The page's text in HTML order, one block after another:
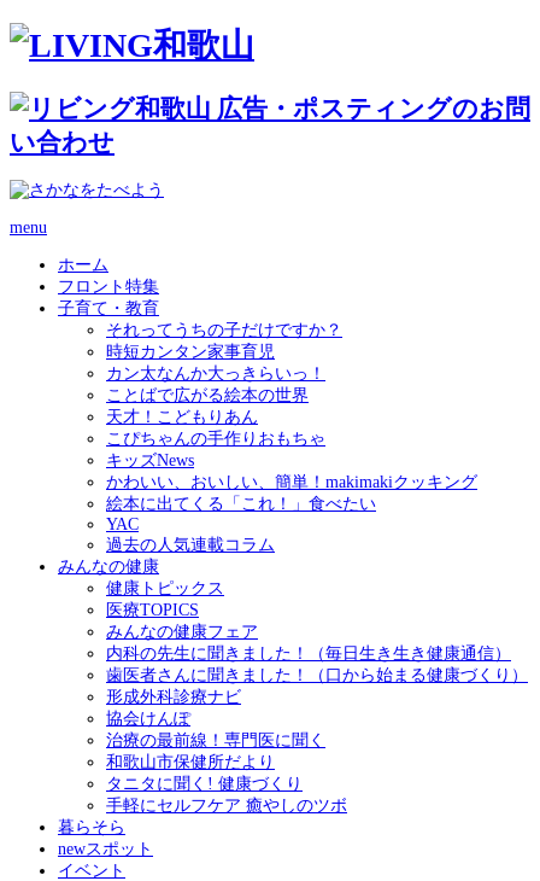
menu
ホーム
フロント特集
子育て・教育
それってうちの子だけですか？
時短カンタン家事育児
カン太なんか大っきらいっ！
ことばで広がる絵本の世界
天才！こどもりあん
こぴちゃんの手作りおもちゃ
キッズNews
かわいい、おいしい、簡単！makimakiクッキング
絵本に出てくる「これ！」食べたい
YAC
過去の人気連載コラム
みんなの健康
健康トピックス
医療TOPICS
みんなの健康フェア
内科の先生に聞きました！（毎日生き生き健康通信）
歯医者さんに聞きました！（口から始まる健康づくり）
形成外科診療ナビ
協会けんぽ
治療の最前線！専門医に聞く
和歌山市保健所だより
タニタに聞く! 健康づくり
手軽にセルフケア 癒やしのツボ
暮らそら
newスポット
イベント